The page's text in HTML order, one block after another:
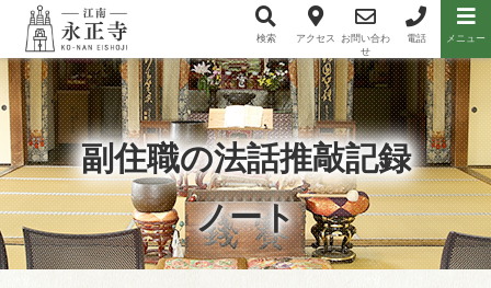
副住職の法話推敲記録
ノート
メニュー項目 検索 アクセス
お問い合わ
せ
電話 メニュー